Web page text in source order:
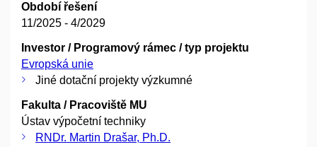
Období řešení
11/2025 - 4/2029
Investor / Programový rámec / typ projektu
Evropská unie
Jiné dotační projekty výzkumné
Fakulta / Pracoviště MU
Ústav výpočetní techniky
RNDr. Martin Drašar, Ph.D.